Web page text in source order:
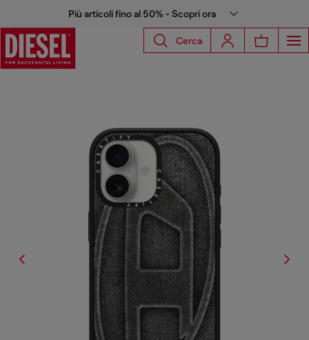
Più articoli fino al 50% - Scopri ora
Cerca